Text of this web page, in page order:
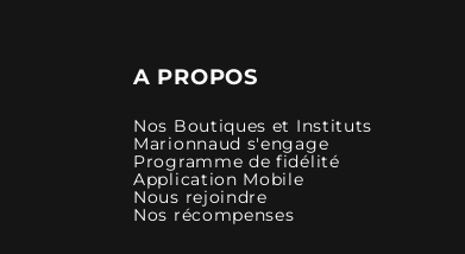
A PROPOS
Nos Boutiques et Instituts
Marionnaud s'engage
Programme de fidélité
Application Mobile
Nous rejoindre
Nos récompenses